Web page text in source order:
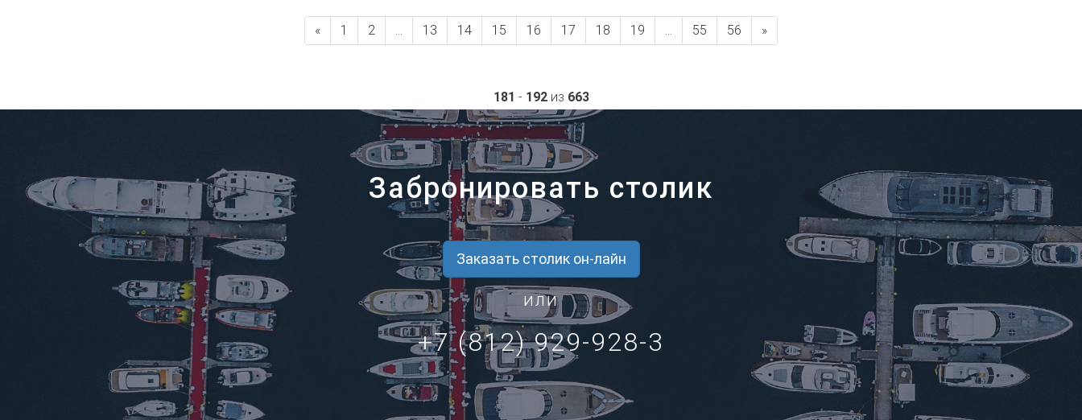
« 1 2 ... 13 14 15 16 17 18 19 ... 55 56 »
181 - 192из 663
Забронировать столик
Заказать столик он-лайн
или
+7 (812) 929-928-3